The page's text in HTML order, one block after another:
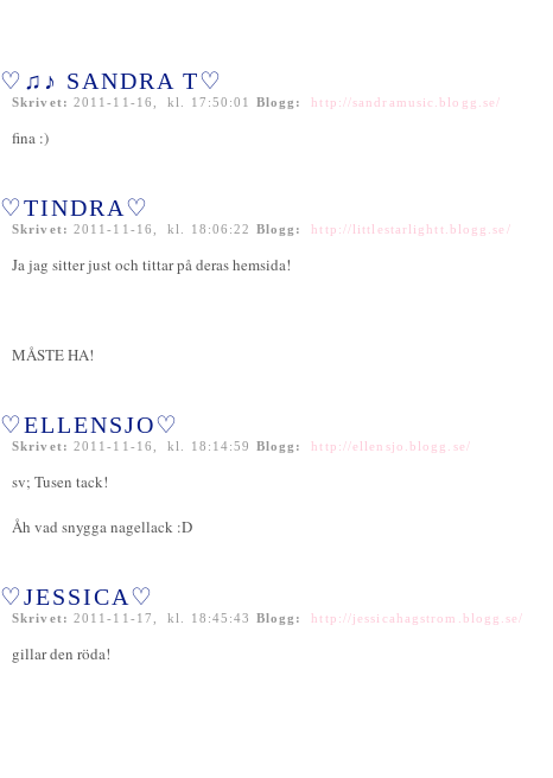
♡♫♪ SANDRA T♡
Skrivet: 2011-11-16, kl. 17:50:01 Blogg: http://sandramusic.blogg.se/
fina :)
♡TINDRA♡
Skrivet: 2011-11-16, kl. 18:06:22 Blogg: http://littlestarlightt.blogg.se/
Ja jag sitter just och tittar på deras hemsida!
MÅSTE HA!
♡ELLENSJO♡
Skrivet: 2011-11-16, kl. 18:14:59 Blogg: http://ellensjo.blogg.se/
sv; Tusen tack!
Åh vad snygga nagellack :D
♡JESSICA♡
Skrivet: 2011-11-17, kl. 18:45:43 Blogg: http://jessicahagstrom.blogg.se/
gillar den röda!